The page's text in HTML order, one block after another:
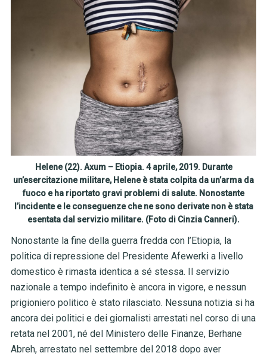
Helene (22). Axum – Etiopia. 4 aprile, 2019. Durante
un’esercitazione militare, Helene è stata colpita da un’arma da
fuoco e ha riportato gravi problemi di salute. Nonostante
l’incidente e le conseguenze che ne sono derivate non è stata
esentata dal servizio militare. (Foto di Cinzia Canneri).
Nonostante la fine della guerra fredda con l’Etiopia, la
politica di repressione del Presidente Afewerki a livello
domestico è rimasta identica a sé stessa. Il servizio
nazionale a tempo indefinito è ancora in vigore, e nessun
prigioniero politico è stato rilasciato. Nessuna notizia si ha
ancora dei politici e dei giornalisti arrestati nel corso di una
retata nel 2001, né del Ministero delle Finanze, Berhane
Abreh, arrestato nel settembre del 2018 dopo aver